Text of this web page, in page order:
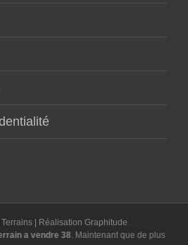
| Réalisation Graphitude
a vendre 38 . Maintenant que de plus en